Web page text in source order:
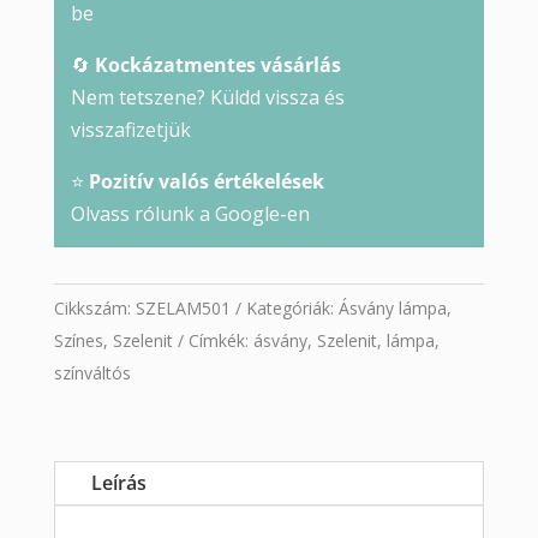
be
🔄 Kockázatmentes vásárlás
Nem tetszene? Küldd vissza és
visszafizetjük
⭐ Pozitív valós értékelések
Olvass rólunk a Google-en
Cikkszám: SZELAM501 Kategóriák: Ásvány lámpa,
Színes, Szelenit Címkék: ásvány, Szelenit, lámpa,
színváltós
Leírás